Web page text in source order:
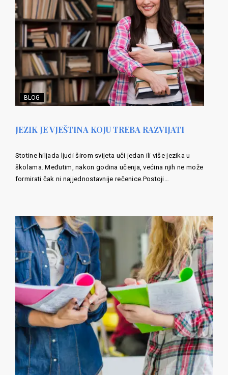
BLOG
JEZIK JE VJEŠTINA KOJU TREBA RAZVIJATI
Stotine hiljada ljudi širom svijeta uči jedan ili više jezika u
školama. Međutim, nakon godina učenja, većina njih ne može
formirati čak ni najjednostavnije rečenice.Postoji…